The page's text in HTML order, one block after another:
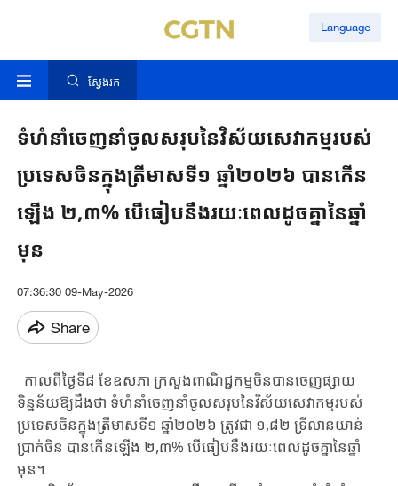
Language
ស្វែងរក
ទំហំនាំចេញនាំចូលសរុបនៃវិស័យសេវាកម្មរបស់
ប្រទេសចិនក្នុងត្រីមាសទី១ ឆ្នាំ២០២៦ បានកើន
ឡើង ២,៣% បើធៀបនឹងរយៈពេលដូចគ្នានៃឆ្នាំ
មុន
07:36:30 09-May-2026
Share
កាលពីថ្ងៃទី៨ ខែឧសភា ក្រសួងពាណិជ្ជកម្មចិនបានចេញផ្សាយ
ទិន្នន័យឱ្យដឹងថា ទំហំនាំចេញនាំចូលសរុបនៃវិស័យសេវាកម្មរបស់
ប្រទេសចិនក្នុងត្រីមាសទី១ ឆ្នាំ២០២៦ ត្រូវជា ១,៨២ ទ្រីលានយាន់
ប្រាក់ចិន បានកើនឡើង ២,៣% បើធៀបនឹងរយៈពេលដូចគ្នានៃឆ្នាំ
មុន។